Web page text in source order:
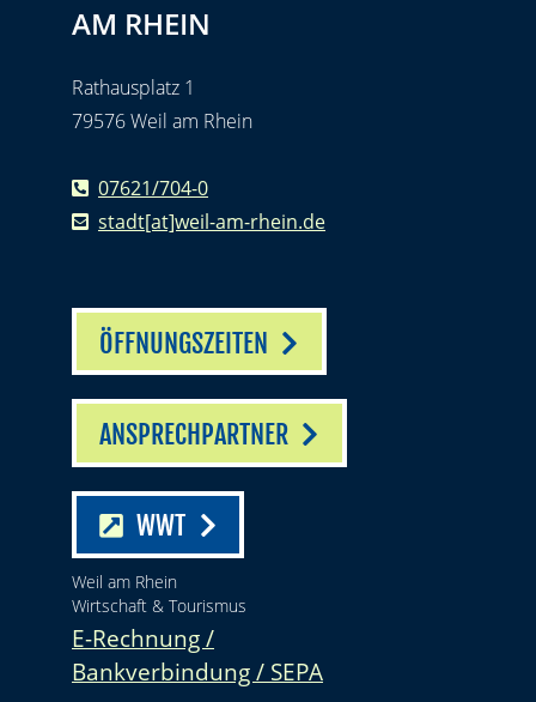
AM RHEIN
Rathausplatz 1
79576 Weil am Rhein
07621/704-0
stadt[at]weil-am-rhein.de
ÖFFNUNGSZEITEN
ANSPRECHPARTNER
WWT
Weil am Rhein
Wirtschaft & Tourismus
E-Rechnung /
Bankverbindung / SEPA